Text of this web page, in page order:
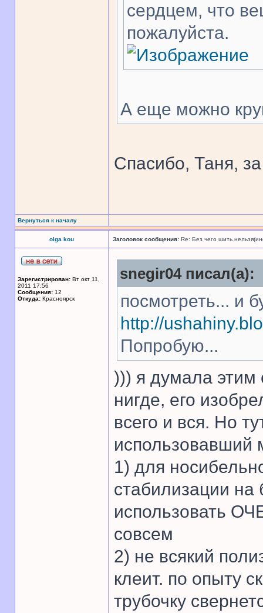
сердцем, что
пожалуйста.
А еще можно
Спасибо, Таня,
Вернуться к началу
olga kou Заголовок сообщения: Re: Без чего шить
Зарегистрирован: Вт окт 11,
2011 17:56
Сообщения: 12
Откуда: Красноярск
snegir04 писал(а):
посмотреть... и
http://
Попробую...
))) я думала этим
нигде, его
всего и вся. Но
использовавший
1) для
стабилизации
использовать
совсем
2) не всякий
клеит. по опыту
трубочку